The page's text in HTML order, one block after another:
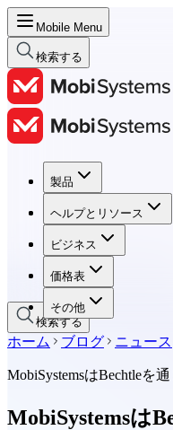
Mobile Menu
検索する
製品
ヘルプとリソース
ビジネス
価格表
その他
製品
ヘルプとリソース
ビジネス
価格表
検索する
ホーム ブログ ニュース
MobiSystemsはBechtleを
MobiSystemsは